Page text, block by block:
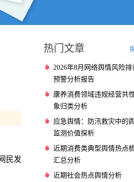
民发
热门文章
2026年8月网络舆情风险排
预警分析报告
康养消费领域违规经营共
象归类分析
应急舆情：防汛救灾中的
监测价值探析
近期消费类典型舆情热点
汇总分析
近期社会热点舆情分析